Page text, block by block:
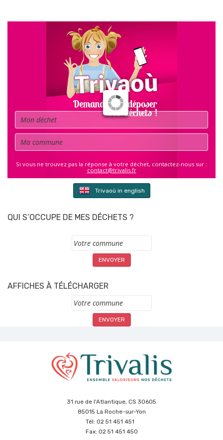
Déchet
Commune
Si vous ne trouvez pas la réponse à votre déchet, contactez-nous sur :
contact@trivalis.fr
Trivaoù in english
QUI S’OCCUPE DE MES DÉCHETS ?
Commune
AFFICHES À TÉLÉCHARGER
Commune
31 rue de l'Atlantique, CS 30605
85015 La Roche-sur-Yon
Tél: 02 51 451 451
Fax: 02 51 451 450